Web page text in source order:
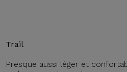
Trail
Presque aussi léger et